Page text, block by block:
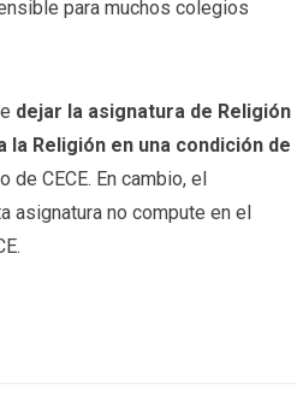
para muchos colegios
dejar la asignatura de Religión
la Religión en una condición de
CECE. En cambio, el
asignatura no compute en el